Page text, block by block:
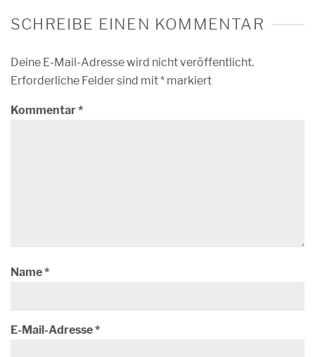
SCHREIBE EINEN KOMMENTAR
Deine E-Mail-Adresse wird nicht veröffentlicht.
Erforderliche Felder sind mit* markiert
Kommentar*
Name*
E-Mail-Adresse*